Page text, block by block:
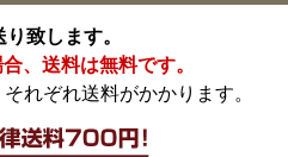
致します。
、送料は無料です。
れぞれ送料がかかります。